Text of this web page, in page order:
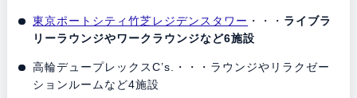
東京ポートシティ竹芝レジデンスタワー ・・・ ライブラ
リーラウンジやワークラウンジなど6施設
高輪デュープレックスC’s.・・・ラウンジやリラクゼー
ションルームなど4施設